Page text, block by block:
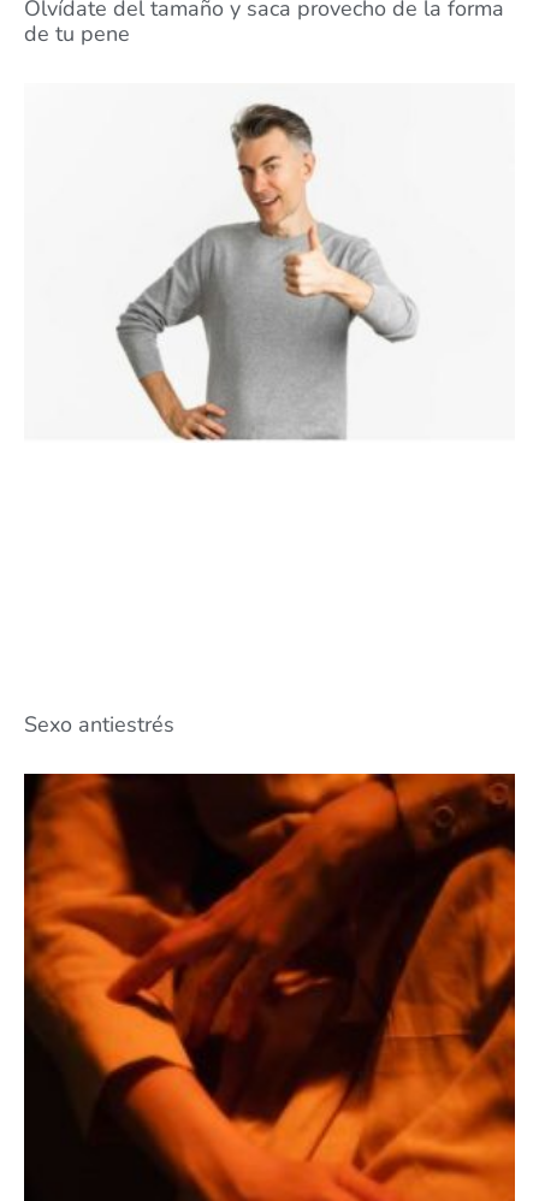
Olvídate del tamaño y saca provecho de la forma
de tu pene
Sexo antiestrés